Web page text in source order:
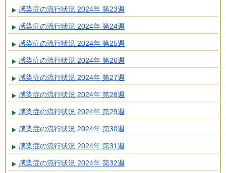
感染症の流行状況 2024年 第23週
感染症の流行状況 2024年 第24週
感染症の流行状況 2024年 第25週
感染症の流行状況 2024年 第26週
感染症の流行状況 2024年 第27週
感染症の流行状況 2024年 第28週
感染症の流行状況 2024年 第29週
感染症の流行状況 2024年 第30週
感染症の流行状況 2024年 第31週
感染症の流行状況 2024年 第32週